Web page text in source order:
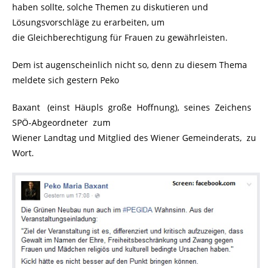
haben sollte, solche Themen zu diskutieren und
Lösungsvorschläge zu erarbeiten, um
die Gleichberechtigung für Frauen zu gewährleisten.
Dem ist augenscheinlich nicht so, denn zu diesem Thema
meldete sich gestern Peko
Baxant (einst Häupls große Hoffnung), seines Zeichens
SPÖ-Abgeordneter zum
Wiener Landtag und Mitglied des Wiener Gemeinderats, zu
Wort.